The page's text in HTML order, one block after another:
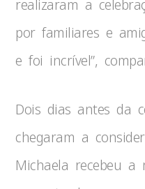
realizaram a
por familiares e
e foi incrível”,
Dois dias antes da
chegaram a
Michaela recebeu a